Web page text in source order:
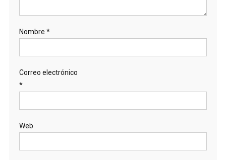
Nombre *
Correo electrónico
*
Web